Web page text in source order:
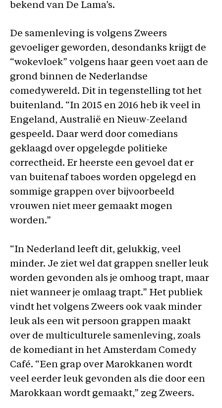
bekend van De Lama’s.
De samenleving is volgens Zweers
gevoeliger geworden, desondanks krijgt de
“wokevloek” volgens haar geen voet aan de
grond binnen de Nederlandse
comedywereld. Dit in tegenstelling tot het
buitenland. “In 2015 en 2016 heb ik veel in
Engeland, Australië en Nieuw-Zeeland
gespeeld. Daar werd door comedians
geklaagd over opgelegde politieke
correctheid. Er heerste een gevoel dat er
van buitenaf taboes worden opgelegd en
sommige grappen over bijvoorbeeld
vrouwen niet meer gemaakt mogen
worden.”
“In Nederland leeft dit, gelukkig, veel
minder. Je ziet wel dat grappen sneller leuk
worden gevonden als je omhoog trapt, maar
niet wanneer je omlaag trapt.” Het publiek
vindt het volgens Zweers ook vaak minder
leuk als een wit persoon grappen maakt
over de multiculturele samenleving, zoals
de komediant in het Amsterdam Comedy
Café. “Een grap over Marokkanen wordt
veel eerder leuk gevonden als die door een
Marokkaan wordt gemaakt,” zeg Zweers.